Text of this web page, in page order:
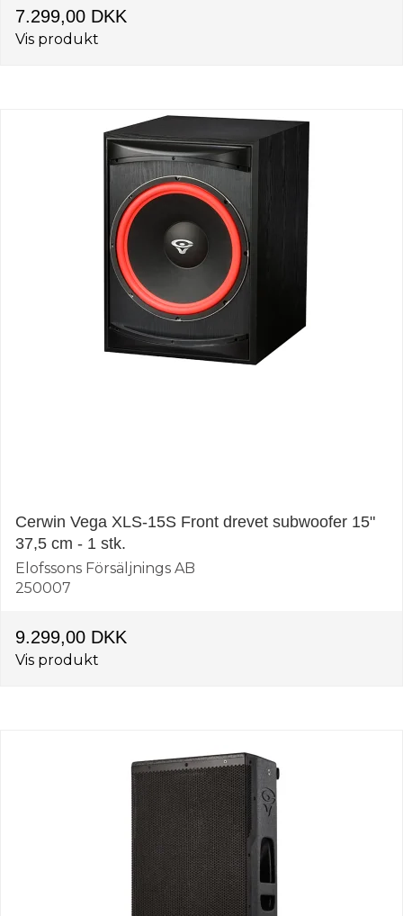
7.299,00 DKK
Vis produkt
Cerwin Vega XLS-15S Front drevet subwoofer 15"
37,5 cm - 1 stk.
Elofssons Försäljnings AB
250007
9.299,00 DKK
Vis produkt